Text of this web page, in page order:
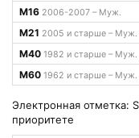
М16 2006-2007 – Муж.
М21 2005 и старше – Муж.
М40 1982 и старше – Муж.
М60 1962 и старше – Муж.
Электронная отметка:
приоритете